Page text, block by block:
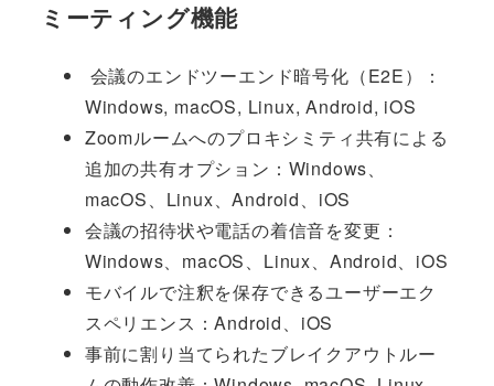
ミーティング機能
会議のエンドツーエンド暗号化（E2E）：
Windows, macOS, Linux, Android, iOS
Zoomルームへのプロキシミティ共有による
追加の共有オプション：Windows、
macOS、Linux、Android、iOS
会議の招待状や電話の着信音を変更：
Windows、macOS、Linux、Android、iOS
モバイルで注釈を保存できるユーザーエク
スペリエンス：Android、iOS
事前に割り当てられたブレイクアウトルー